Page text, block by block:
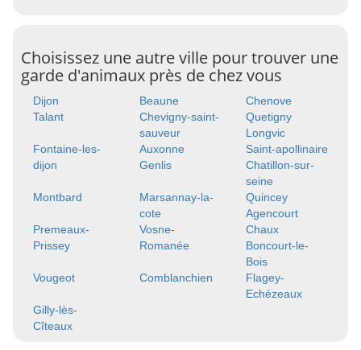
Choisissez une autre ville pour trouver une
garde d'animaux près de chez vous
Dijon Beaune
Chenove
Talant
Chevigny-saint-
sauveur
Quetigny
Longvic
Fontaine-les-
dijon
Auxonne
Saint-apollinaire
Genlis
Chatillon-sur-
seine
Montbard
Marsannay-la-
cote
Quincey
Agencourt
Premeaux-
Prissey
Vosne-
Romanée
Chaux
Boncourt-le-
Bois
Vougeot
Comblanchien
Flagey-
Echézeaux
Gilly-lès-
Cîteaux